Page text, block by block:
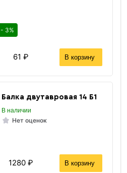
- 3%
61 ₽ В корзину
Балка двутавровая 14 Б1
В наличии
Нет оценок
1280 ₽ В корзину